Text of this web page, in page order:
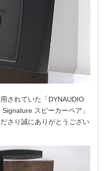
されていた「DYNAUDIO
スピーカーペア」
さり誠にありがとうござい